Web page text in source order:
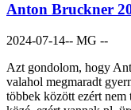
Anton Bruckner
2024-07-14-- MG --
Azt gondolom, hogy
valahol megmaradt
többek között ezért